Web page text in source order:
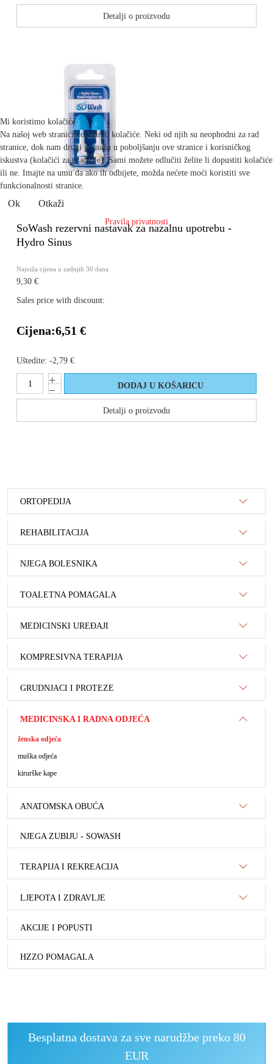
Detalji o proizvodu
SoWash rezervni nastavak za nazalnu upotrebu -
Hydro Sinus
Najniža cijena u zadnjih 30 dana
9,30 €
Sales price with discount:
Cijena:6,51 €
Uštedite: -2,79 €
Detalji o proizvodu
ORTOPEDIJA
REHABILITACIJA
NJEGA BOLESNIKA
TOALETNA POMAGALA
MEDICINSKI UREĐAJI
KOMPRESIVNA TERAPIJA
GRUDNJACI I PROTEZE
MEDICINSKA I RADNA ODJEĆA
ženska odjeća
muška odjeća
kirurške kape
ANATOMSKA OBUĆA
NJEGA ZUBIJU - SOWASH
TERAPIJA I REKREACIJA
LJEPOTA I ZDRAVLJE
AKCIJE I POPUSTI
HZZO POMAGALA
Besplatna dostava za sve narudžbe preko 80
EUR
Mi koristimo kolačiće
Na našoj web stranici koristimo kolačiće. Neki od njih su neophodni za rad
stranice, dok nam drugi pomažu u poboljšanju ove stranice i korisničkog
iskustva (kolačići za praćenje). Sami možete odlučiti želite li dopustiti kolačiće
ili ne. Imajte na umu da ako ih odbijete, možda nećete moći koristiti sve
funkcionalnosti stranice.
Ok Otkaži
Pravila privatnosti